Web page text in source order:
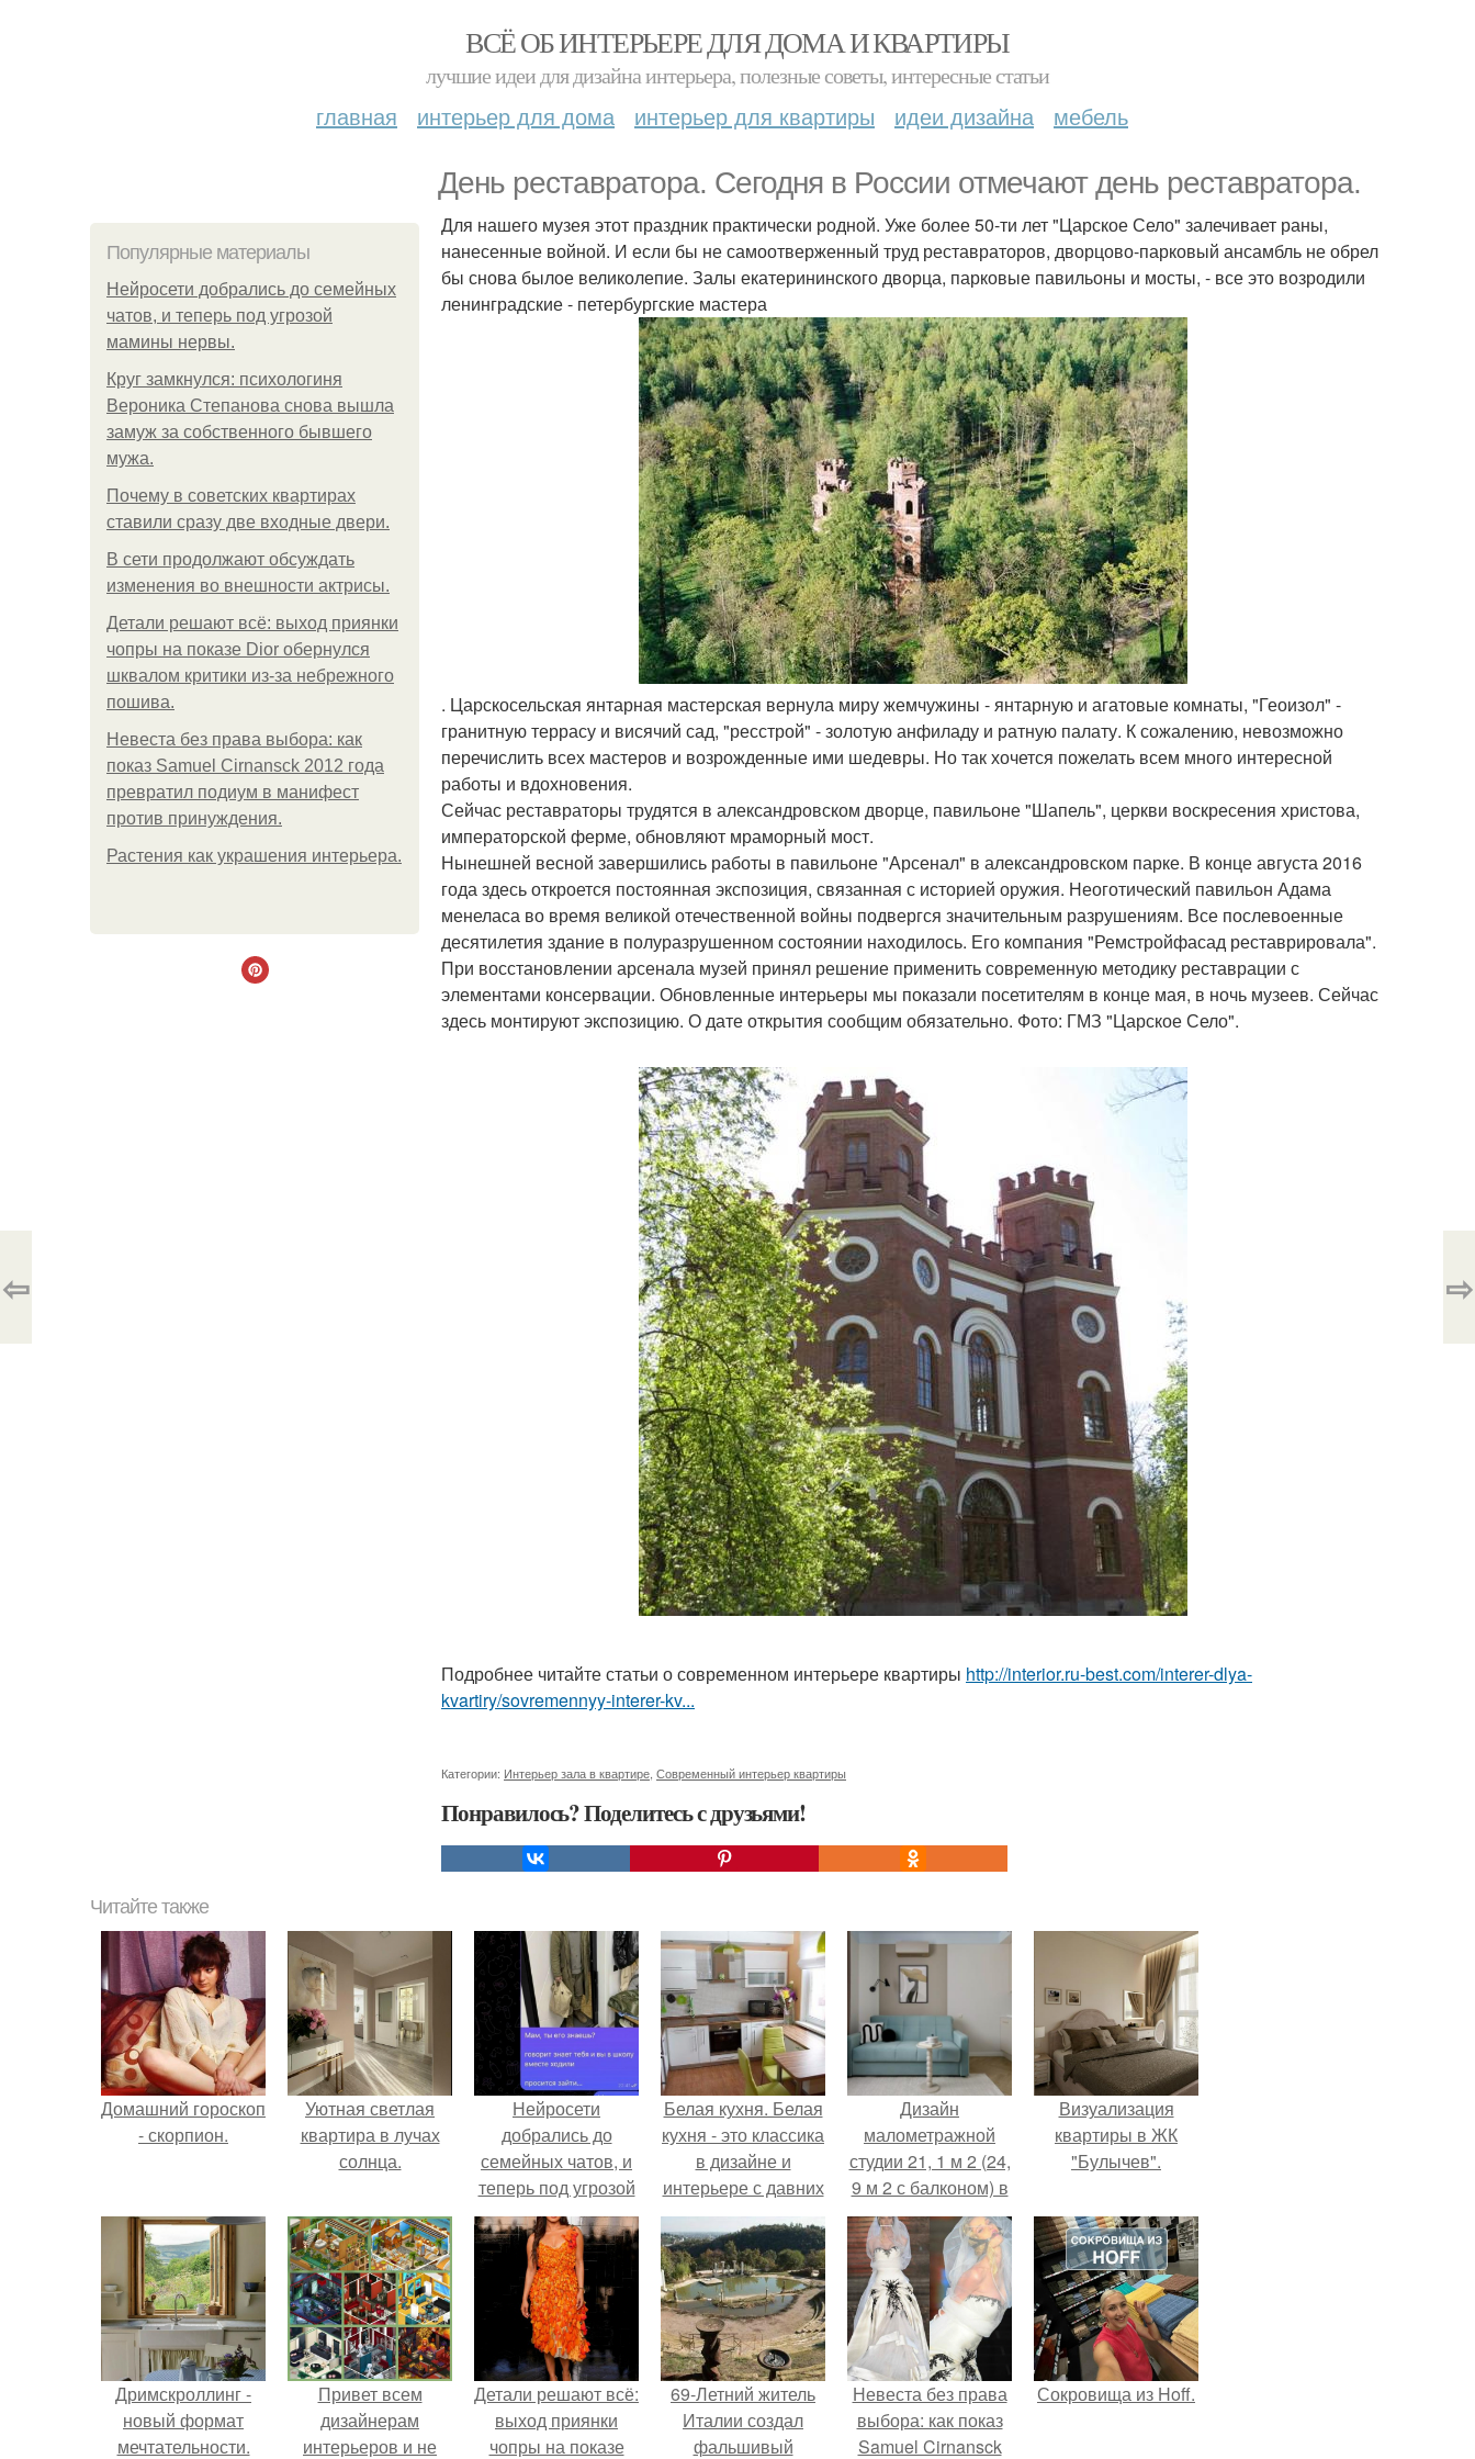
ВСЁ ОБ ИНТЕРЬЕРЕ ДЛЯ ДОМА И КВАРТИРЫ
лучшие идеи для дизайна интерьера, полезные советы, интересные статьи
главная интерьер для дома интерьер для квартиры идеи дизайна мебель
День реставратора. Сегодня в России отмечают день реставратора.
Популярные материалы
Нейросети добрались до семейных
чатов, и теперь под угрозой
мамины нервы.
Круг замкнулся: психологиня
Вероника Степанова снова вышла
замуж за собственного бывшего
мужа.
Почему в советских квартирах
ставили сразу две входные двери.
В сети продолжают обсуждать
изменения во внешности актрисы.
Детали решают всё: выход приянки
чопры на показе Dior обернулся
шквалом критики из-за небрежного
пошива.
Невеста без права выбора: как
показ Samuel Cirnansck 2012 года
превратил подиум в манифест
против принуждения.
Растения как украшения интерьера.
Для нашего музея этот праздник практически родной. Уже более 50-ти лет "Царское Село" залечивает раны,
нанесенные войной. И если бы не самоотверженный труд реставраторов, дворцово-парковый ансамбль не обрел
бы снова былое великолепие. Залы екатерининского дворца, парковые павильоны и мосты, - все это возродили
ленинградские - петербургские мастера
. Царскосельская янтарная мастерская вернула миру жемчужины - янтарную и агатовые комнаты, "Геоизол" -
гранитную террасу и висячий сад, "ресстрой" - золотую анфиладу и ратную палату. К сожалению, невозможно
перечислить всех мастеров и возрожденные ими шедевры. Но так хочется пожелать всем много интересной
работы и вдохновения.
Сейчас реставраторы трудятся в александровском дворце, павильоне "Шапель", церкви воскресения христова,
императорской ферме, обновляют мраморный мост.
Нынешней весной завершились работы в павильоне "Арсенал" в александровском парке. В конце августа 2016
года здесь откроется постоянная экспозиция, связанная с историей оружия. Неоготический павильон Адама
менеласа во время великой отечественной войны подвергся значительным разрушениям. Все послевоенные
десятилетия здание в полуразрушенном состоянии находилось. Его компания "Ремстройфасад реставрировала".
При восстановлении арсенала музей принял решение применить современную методику реставрации с
элементами консервации. Обновленные интерьеры мы показали посетителям в конце мая, в ночь музеев. Сейчас
здесь монтируют экспозицию. О дате открытия сообщим обязательно. Фото: ГМЗ "Царское Село".
Подробнее читайте статьи о современном интерьере квартиры http://interior.ru-best.com/interer-dlya-
kvartiry/sovremennyy-interer-kv...
Категории: Интерьер зала в квартире Современный интерьер квартиры
Понравилось? Поделитесь с друзьями!
⇦ ⇨
Читайте также
Домашний гороскоп
- скорпион.
Уютная светлая
квартира в лучах
солнца.
Нейросети
добрались до
семейных чатов, и
теперь под угрозой
мамины нервы.
Белая кухня. Белая
кухня - это классика
в дизайне и
интерьере с давних
времён.
Дизайн
малометражной
студии 21, 1 м 2 (24,
9 м 2 с балконом) в
Краснодаре.
Визуализация
квартиры в ЖК
"Булычев".
Дримскроллинг -
новый формат
мечтательности.
Привет всем
дизайнерам
интерьеров и не
Детали решают всё:
выход приянки
чопры на показе
69-Летний житель
Италии создал
фальшивый
Невеста без права
выбора: как показ
Samuel Cirnansck
Сокровища из Hoff.